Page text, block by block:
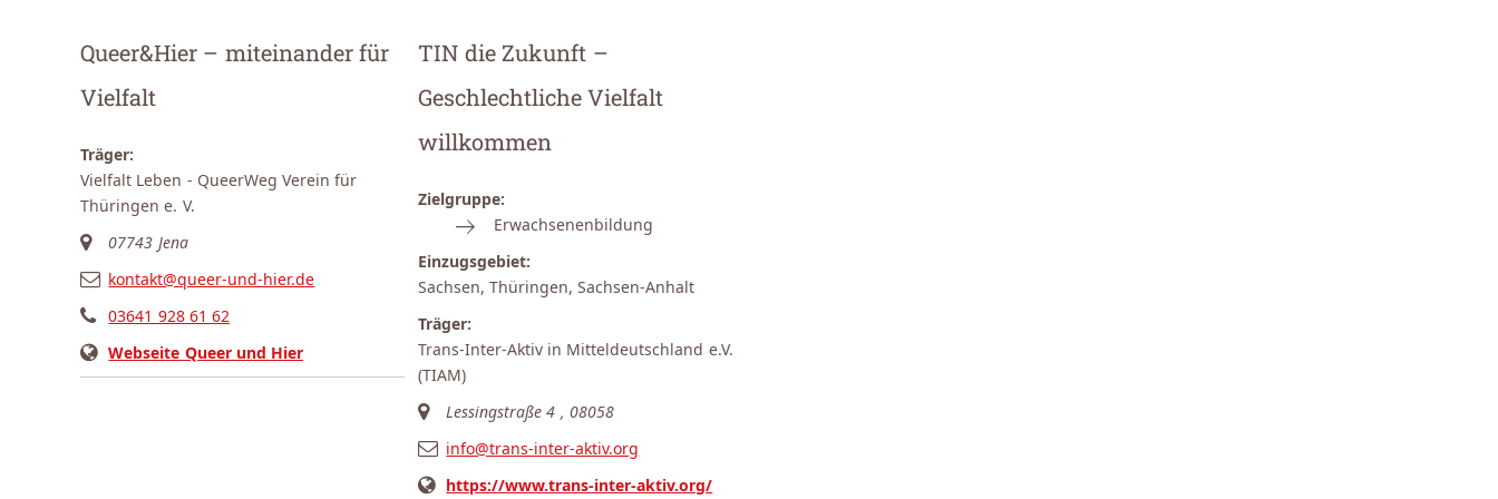
Queer&Hier – miteinander für
Vielfalt
Träger:
Vielfalt Leben - QueerWeg Verein für
Thüringen e. V.
07743 Jena
kontakt@queer-und-hier.de
03641 928 61 62
Webseite Queer und Hier
TIN die Zukunft –
Geschlechtliche Vielfalt
willkommen
Zielgruppe:
Erwachsenenbildung
Einzugsgebiet:
Sachsen, Thüringen, Sachsen-Anhalt
Träger:
Trans-Inter-Aktiv in Mitteldeutschland e.V.
(TIAM)
Lessingstraße 4 , 08058
info@trans-inter-aktiv.org
https://www.trans-inter-aktiv.org/